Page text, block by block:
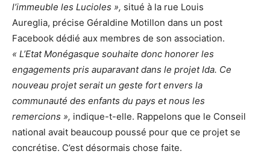
l’immeuble les Lucioles », situé à la rue Louis
Aureglia, précise Géraldine Motillon dans un post
Facebook dédié aux membres de son association.
« L’Etat Monégasque souhaite donc honorer les
engagements pris auparavant dans le projet Ida. Ce
nouveau projet serait un geste fort envers la
communauté des enfants du pays et nous les
remercions », indique-t-elle. Rappelons que le Conseil
national avait beaucoup poussé pour que ce projet se
concrétise. C’est désormais chose faite.